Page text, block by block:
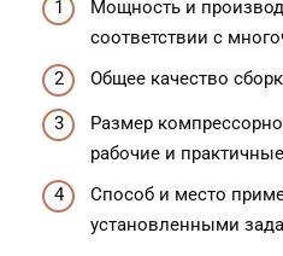
Мощность и
соответствии с
Общее качество
Размер
рабочие и
Способ и место
установленными